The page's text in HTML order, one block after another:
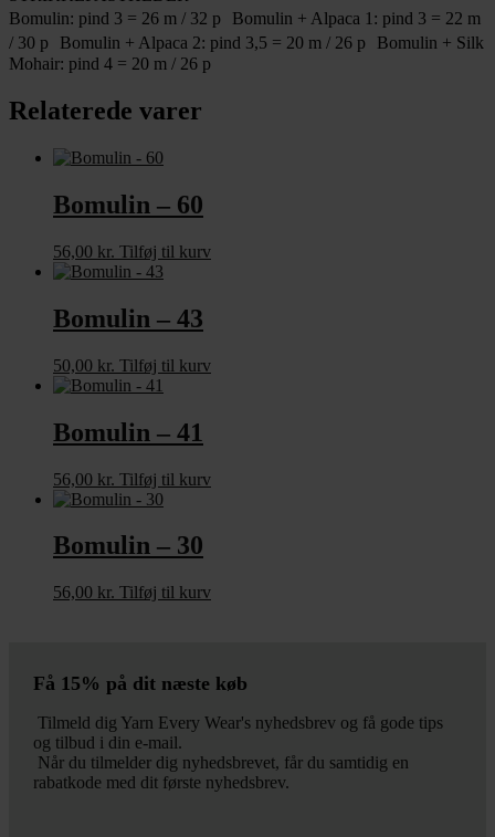
Bomulin: pind 3 = 26 m / 32 p Bomulin + Alpaca 1: pind 3 = 22 m
/ 30 p Bomulin + Alpaca 2: pind 3,5 = 20 m / 26 p Bomulin + Silk
Mohair: pind 4 = 20 m / 26 p
Relaterede varer
Bomulin – 60
56,00 kr. Tilføj til kurv
Bomulin – 43
50,00 kr. Tilføj til kurv
Bomulin – 41
56,00 kr. Tilføj til kurv
Bomulin – 30
56,00 kr. Tilføj til kurv
Få 15% på dit næste køb
Tilmeld dig Yarn Every Wear's nyhedsbrev og få gode tips
og tilbud i din e-mail.
Når du tilmelder dig nyhedsbrevet, får du samtidig en
rabatkode med dit første nyhedsbrev.